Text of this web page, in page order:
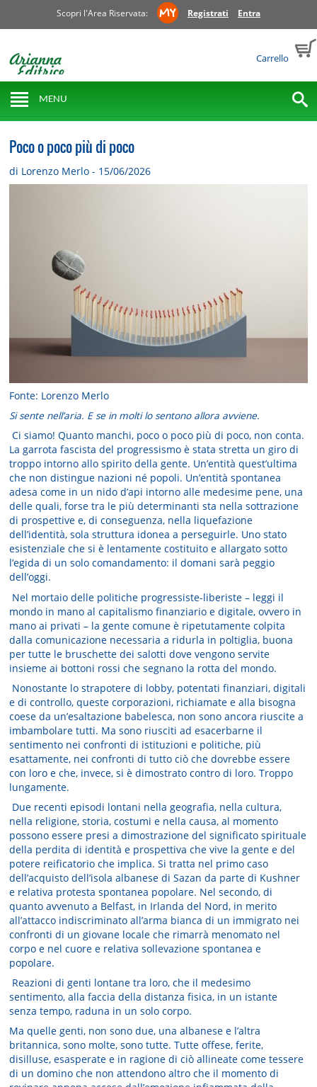
Scopri l'Area Riservata: Registrati Entra
Carrello
MENU
Poco o poco più di poco
di Lorenzo Merlo - 15/06/2026
Fonte: Lorenzo Merlo
Si sente nell’aria. E se in molti lo sentono allora avviene.
Ci siamo! Quanto manchi, poco o poco più di poco, non conta.
La garrota fascista del progressismo è stata stretta un giro di
troppo intorno allo spirito della gente. Un’entità quest’ultima
che non distingue nazioni né popoli. Un’entità spontanea
adesa come in un nido d’api intorno alle medesime pene, una
delle quali, forse tra le più determinanti sta nella sottrazione
di prospettive e, di conseguenza, nella liquefazione
dell’identità, sola struttura idonea a perseguirle. Uno stato
esistenziale che si è lentamente costituito e allargato sotto
l’egida di un solo comandamento: il domani sarà peggio
dell’oggi.
Nel mortaio delle politiche progressiste-liberiste – leggi il
mondo in mano al capitalismo finanziario e digitale, ovvero in
mano ai privati – la gente comune è ripetutamente colpita
dalla comunicazione necessaria a ridurla in poltiglia, buona
per tutte le bruschette dei salotti dove vengono servite
insieme ai bottoni rossi che segnano la rotta del mondo.
Nonostante lo strapotere di lobby, potentati finanziari, digitali
e di controllo, queste corporazioni, richiamate e alla bisogna
coese da un’esaltazione babelesca, non sono ancora riuscite a
imbambolare tutti. Ma sono riusciti ad esacerbarne il
sentimento nei confronti di istituzioni e politiche, più
esattamente, nei confronti di tutto ciò che dovrebbe essere
con loro e che, invece, si è dimostrato contro di loro. Troppo
lungamente.
Due recenti episodi lontani nella geografia, nella cultura,
nella religione, storia, costumi e nella causa, al momento
possono essere presi a dimostrazione del significato spirituale
della perdita di identità e prospettiva che vive la gente e del
potere reificatorio che implica. Si tratta nel primo caso
dell’acquisto dell’isola albanese di Sazan da parte di Kushner
e relativa protesta spontanea popolare. Nel secondo, di
quanto avvenuto a Belfast, in Irlanda del Nord, in merito
all’attacco indiscriminato all’arma bianca di un immigrato nei
confronti di un giovane locale che rimarrà menomato nel
corpo e nel cuore e relativa sollevazione spontanea e
popolare.
Reazioni di genti lontane tra loro, che il medesimo
sentimento, alla faccia della distanza fisica, in un istante
senza tempo, raduna in un solo corpo.
Ma quelle genti, non sono due, una albanese e l’altra
britannica, sono molte, sono tutte. Tutte offese, ferite,
disilluse, esasperate e in ragione di ciò allineate come tessere
di un domino che non attendono altro che il momento di